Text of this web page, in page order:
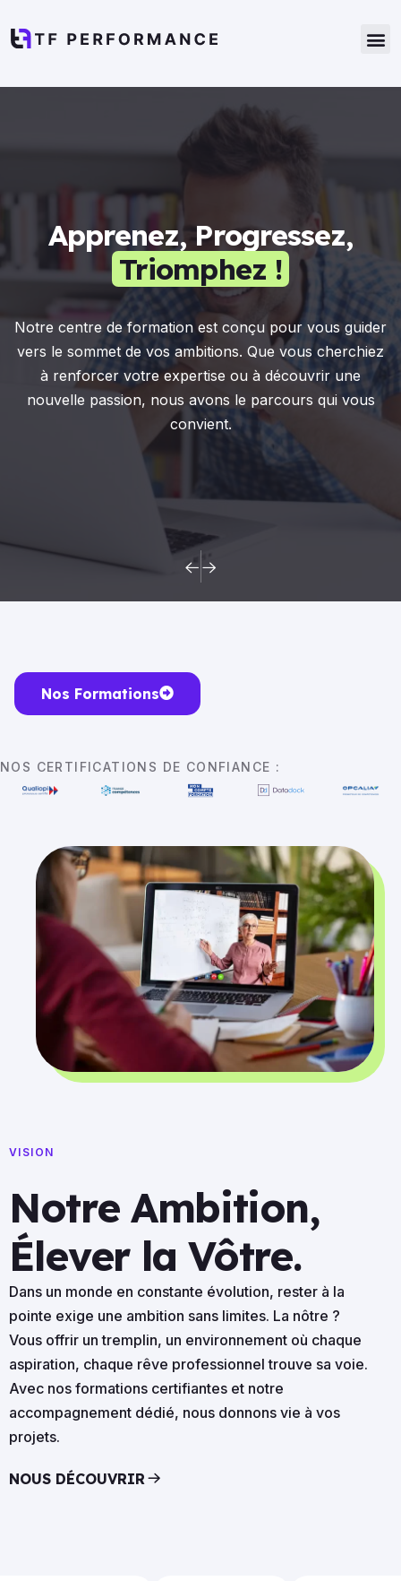
Guidés
Apprenez, Progressez,
Triomphez !
Notre centre de formation est conçu pour vous guider
vers le sommet de vos ambitions. Que vous cherchiez
à renforcer votre expertise ou à découvrir une
nouvelle passion, nous avons le parcours qui vous
convient.
GuidésTriomphez !
Nos Formations
NOS CERTIFICATIONS DE CONFIANCE :
VISION
Notre Ambition,
Élever la Vôtre.
Dans un monde en constante évolution, rester à la
pointe exige une ambition sans limites. La nôtre ?
Vous offrir un tremplin, un environnement où chaque
aspiration, chaque rêve professionnel trouve sa voie.
Avec nos formations certifiantes et notre
accompagnement dédié, nous donnons vie à vos
projets.
NOUS DÉCOUVRIR